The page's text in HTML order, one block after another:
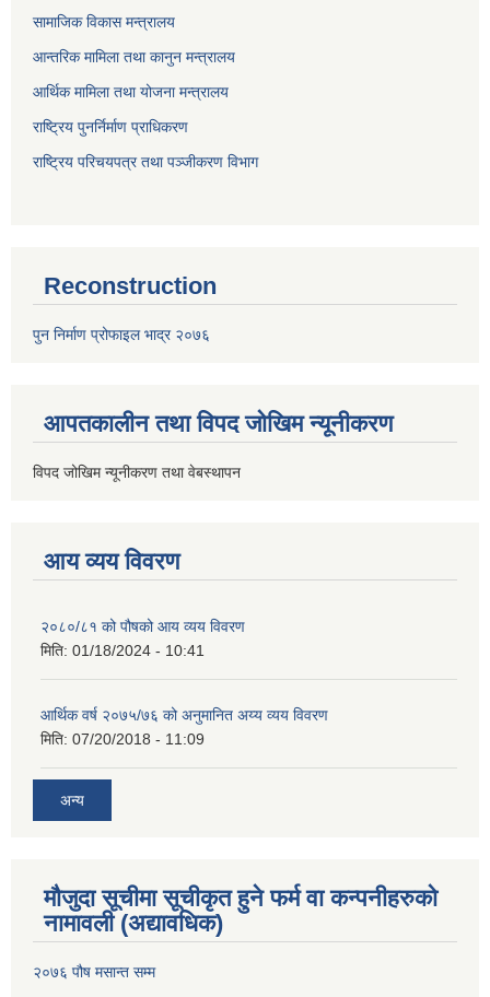
सामाजिक विकास मन्त्रालय
आन्तरिक मामिला तथा कानुन मन्त्रालय
आर्थिक मामिला तथा योजना मन्त्रालय
राष्ट्रिय पुनर्निर्माण प्राधिकरण
राष्ट्रिय परिचयपत्र तथा पञ्जीकरण विभाग
Reconstruction
पुन निर्माण प्रोफाइल भाद्र २०७६
आपतकालीन तथा विपद जोखिम न्यूनीकरण
विपद जोखिम न्यूनीकरण तथा वेबस्थापन
आय व्यय विवरण
२०८०/८१ को पौषको आय व्यय विवरण
मिति: 01/18/2024 - 10:41
आर्थिक वर्ष २०७५/७६ को अनुमानित अय्य व्यय विवरण
मिति: 07/20/2018 - 11:09
अन्य
मौजुदा सूचीमा सूचीकृत हुने फर्म वा कन्पनीहरुको
नामावली (अद्यावधिक)
२०७६ पौष मसान्त सम्म